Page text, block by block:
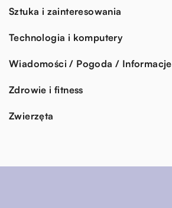
Sztuka i zainteresowania
Technologia i komputery
Wiadomości / Pogoda / Informacje
Zdrowie i fitness
Zwierzęta